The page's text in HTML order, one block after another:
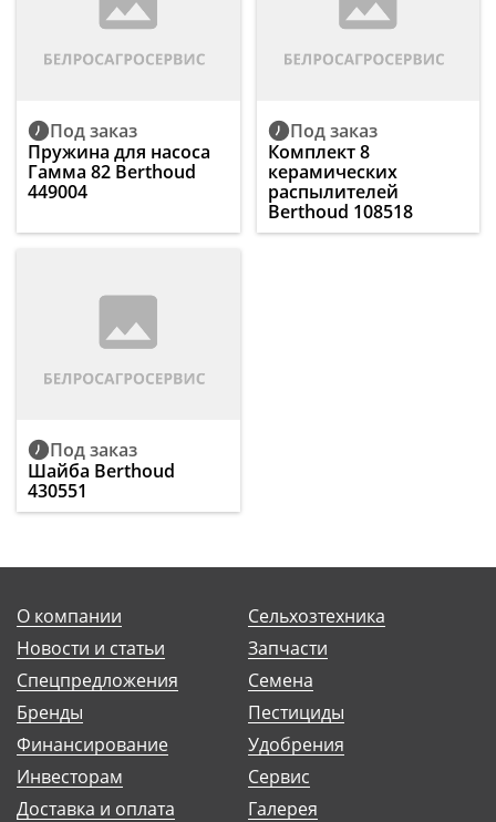
Под заказ
Пружина для насоса
Гамма 82 Berthoud
449004
Под заказ
Комплект 8
керамических
распылителей
Berthoud 108518
Под заказ
Шайба Berthoud
430551
О компании
Новости и статьи
Спецпредложения
Бренды
Финансирование
Инвесторам
Доставка и оплата
Сельхозтехника
Запчасти
Семена
Пестициды
Удобрения
Сервис
Галерея